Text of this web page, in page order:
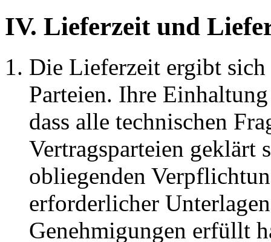
IV. Lieferzeit und
Die Lieferzeit ergibt sich
Parteien. Ihre
dass alle technischen
Vertragsparteien geklärt
obliegenden
erforderlicher
Genehmigungen erfüllt